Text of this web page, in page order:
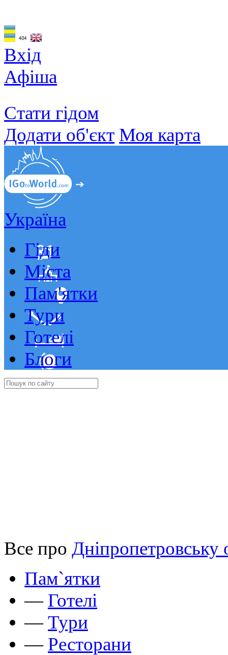
Вхід
Афіша
Стати гідом
Додати об'єкт Моя карта
Україна
Гіди
Міста
Пам'ятки
Тури
Готелі
Блоги
Все про Дніпропетровську
Пам`ятки
— Готелі
— Тури
— Ресторани